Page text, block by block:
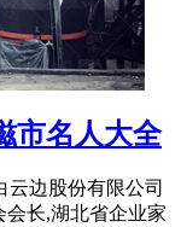
市名人大全
云边股份有限公司
长,湖北省企业家